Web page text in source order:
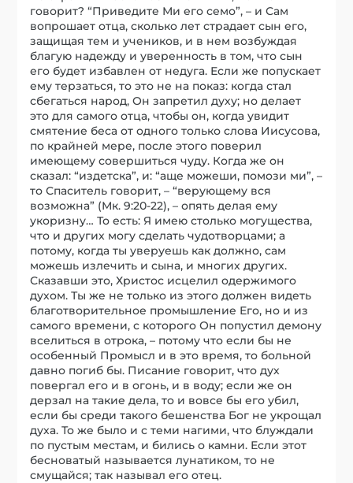
говорит? “Приведите Ми его семо”, – и Сам
вопрошает отца, сколько лет страдает сын его,
защищая тем и учеников, и в нем возбуждая
благую надежду и уверенность в том, что сын
его будет избавлен от недуга. Если же попускает
ему терзаться, то это не на показ: когда стал
сбегаться народ, Он запретил духу; но делает
это для самого отца, чтобы он, когда увидит
смятение беса от одного только слова Иисусова,
по крайней мере, после этого поверил
имеющему совершиться чуду. Когда же он
сказал: “издетска”, и: “аще можеши, помози ми”, –
то Спаситель говорит, – “верующему вся
возможна” (Мк. 9:20-22), – опять делая ему
укоризну… То есть: Я имею столько могущества,
что и других могу сделать чудотворцами; а
потому, когда ты уверуешь как должно, сам
можешь излечить и сына, и многих других.
Сказавши это, Христос исцелил одержимого
духом. Ты же не только из этого должен видеть
благотворительное промышление Его, но и из
самого времени, с которого Он попустил демону
вселиться в отрока, – потому что если бы не
особенный Промысл и в это время, то больной
давно погиб бы. Писание говорит, что дух
повергал его и в огонь, и в воду; если же он
дерзал на такие дела, то и вовсе бы его убил,
если бы среди такого бешенства Бог не укрощал
духа. То же было и с теми нагими, что блуждали
по пустым местам, и бились о камни. Если этот
бесноватый называется лунатиком, то не
смущайся; так называл его отец.